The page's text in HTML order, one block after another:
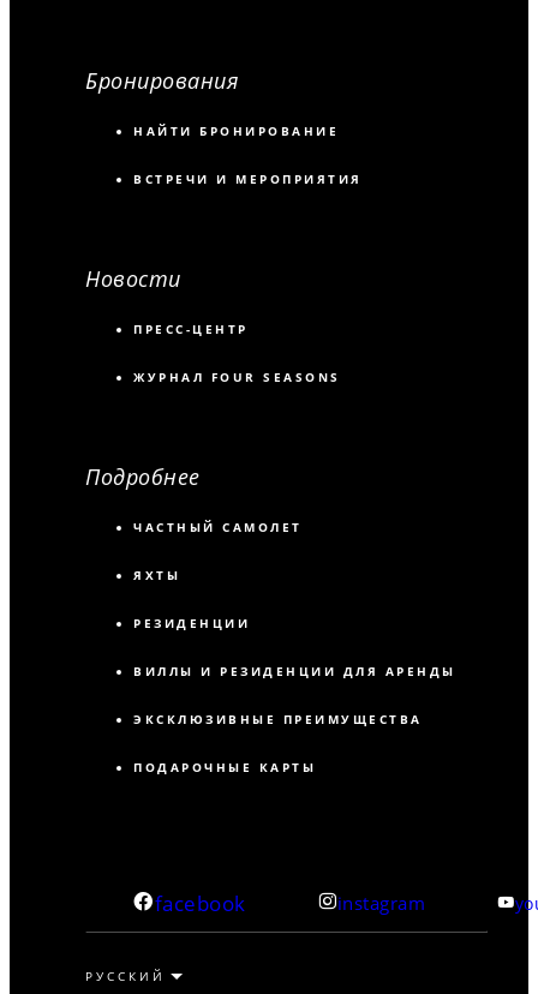
Бронирования
НАЙТИ БРОНИРОВАНИЕ
ВСТРЕЧИ И МЕРОПРИЯТИЯ
Новости
ПРЕСС-ЦЕНТР
ЖУРНАЛ FOUR SEASONS
Подробнее
ЧАСТНЫЙ САМОЛЕТ
ЯХТЫ
РЕЗИДЕНЦИИ
ВИЛЛЫ И РЕЗИДЕНЦИИ ДЛЯ АРЕНДЫ
ЭКСКЛЮЗИВНЫЕ ПРЕИМУЩЕСТВА
ПОДАРОЧНЫЕ КАРТЫ
facebook instagram